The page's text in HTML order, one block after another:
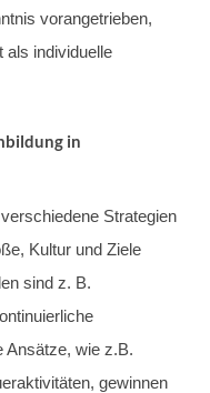
vorangetrieben,
als individuelle
in
Strategien
Kultur und Ziele
sind z. B.
Ansätze, wie z.B.
gewinnen